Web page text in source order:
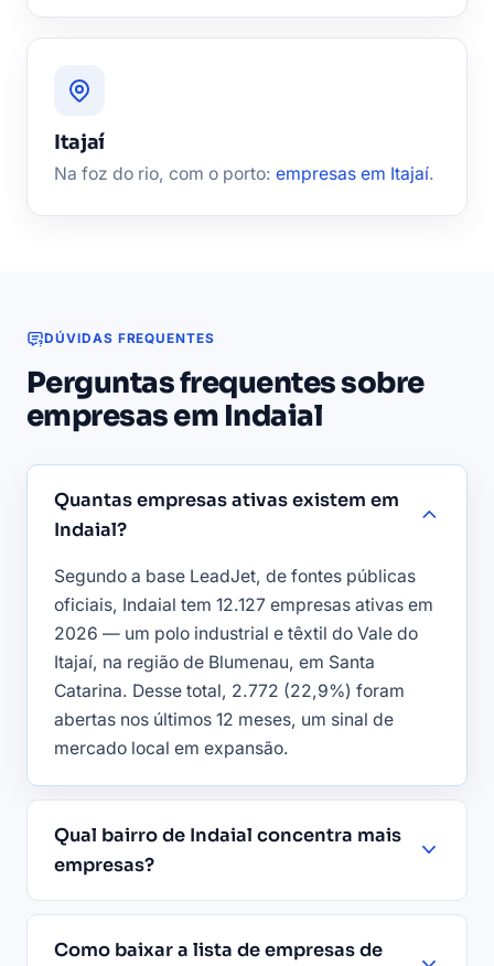
Itajaí
Na foz do rio, com o porto: empresas em Itajaí.
DÚVIDAS FREQUENTES
Perguntas frequentes sobre
empresas em Indaial
Quantas empresas ativas existem em
Indaial?
Segundo a base LeadJet, de fontes públicas
oficiais, Indaial tem 12.127 empresas ativas em
2026 — um polo industrial e têxtil do Vale do
Itajaí, na região de Blumenau, em Santa
Catarina. Desse total, 2.772 (22,9%) foram
abertas nos últimos 12 meses, um sinal de
mercado local em expansão.
Qual bairro de Indaial concentra mais
empresas?
Como baixar a lista de empresas de